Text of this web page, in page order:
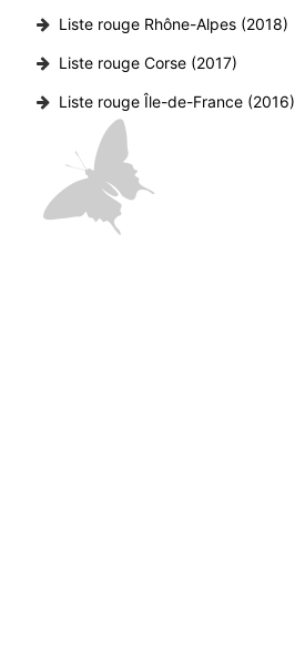
Liste rouge Rhône-Alpes (2018)
Liste rouge Corse (2017)
Liste rouge Île-de-France (2016)